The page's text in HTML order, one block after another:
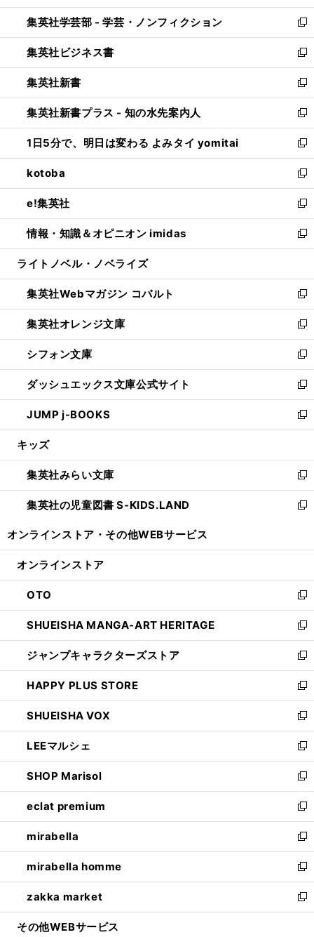
開
く
ウ
で
開
く
ン
ド
ウ
で
開
く
ウ
ィ
ン
ド
ウ
で
開
く
集英社学芸部 - 学芸・ノンフィクション
新
し
い
ウ
ィ
ン
ド
ウ
で
開
く
集英社ビジネス書
新
し
い
ウ
ィ
ン
ド
ウ
で
開
く
集英社新書
新
し
い
ウ
ィ
ン
ド
ウ
で
開
く
集英社新書プラス - 知の水先案内人
新
し
い
ウ
ィ
ン
ド
ウ
で
開
1日5分で、明日は変わる よみタイ yomitai
新
し
い
ウ
ィ
ン
ド
ウ
開
く
kotoba
新
し
い
ウ
ィ
ン
ウ
で
開
く
e!集英社
新
し
い
ウ
ン
ド
ウ
で
開
く
情報・知識＆オピニオン imidas
新
し
ウ
ィ
ン
ド
ウ
で
開
く
ライトノベル・ノベライズ
集英社Webマガジン コバルト
新
し
い
ウ
ィ
ン
ド
ウ
で
開
集英社オレンジ文庫
新
し
い
ウ
ィ
ン
ド
ウ
開
く
シフォン文庫
新
し
い
ウ
ィ
ン
ウ
で
開
く
ダッシュエックス文庫公式サイト
新
し
い
ウ
ン
ド
ウ
で
JUMP j-BOOKS
新
し
ウ
ィ
ン
ド
開
キッズ
集英社みらい文庫
新
し
い
ン
ウ
で
開
く
集英社の児童図書 S-KIDS.LAND
新
ウ
ン
ド
ウ
で
開
く
オンラインストア・ その他WEBサービス
オンラインストア
OTO
新
し
い
ウ
ィ
ン
ド
ウ
で
開
く
SHUEISHA MANGA-ART HERITAGE
新
し
い
ウ
ィ
ン
ド
ウ
で
開
く
ジャンプキャラクターズストア
新
し
い
ウ
ィ
ン
ド
ウ
で
開
く
HAPPY PLUS STORE
新
し
い
ウ
ィ
ン
ド
ウ
で
開
く
SHUEISHA VOX
新
し
い
ウ
ィ
ン
ド
ウ
で
開
く
LEEマルシェ
新
し
い
ウ
ィ
ン
ド
ウ
で
開
く
SHOP Marisol
新
し
い
ウ
ィ
ン
ド
ウ
で
開
eclat premium
新
し
い
ウ
ィ
ン
ド
ウ
mirabella
新
し
い
ウ
ィ
ン
mirabella homme
新
し
い
ウ
zakka market
新
し
その他WEBサービス